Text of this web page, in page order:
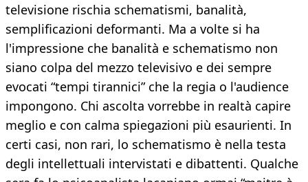
televisione rischia schematismi, banalità,
semplificazioni deformanti. Ma a volte si ha
l'impressione che banalità e schematismo non
siano colpa del mezzo televisivo e dei sempre
evocati “tempi tirannici” che la regia o l'audience
impongono. Chi ascolta vorrebbe in realtà capire
meglio e con calma spiegazioni più esaurienti. In
certi casi, non rari, lo schematismo è nella testa
degli intellettuali intervistati e dibattenti. Qualche